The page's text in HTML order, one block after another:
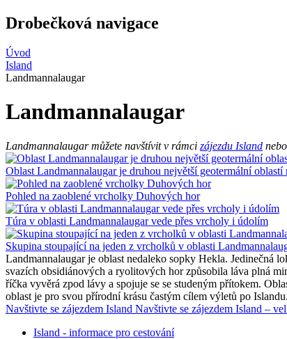
Drobečková navigace
Úvod
Island
Landmannalaugar
Landmannalaugar
Landmannalaugar můžete navštívit v rámci zájezdu Island nebo
Oblast Landmannalaugar je druhou největší geotermální oblastí
Pohled na zaoblené vrcholky Duhových hor
Túra v oblasti Landmannalaugar vede přes vrcholy i údolím
Skupina stoupající na jeden z vrcholků v oblasti
Landmannalaugar je oblast nedaleko sopky Hekla. Jedinečná
svazích obsidiánových a ryolitových hor způsobila láva plná
říčka vyvěrá zpod lávy a spojuje se se studeným přítokem.
oblast je pro svou přírodní krásu častým cílem výletů po Islandu.
Navštivte se zájezdem Island Navštivte se zájezdem Island –
Island - informace pro cestování